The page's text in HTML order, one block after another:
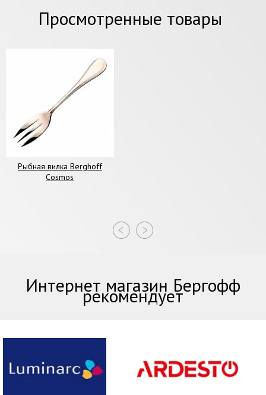
Просмотренные товары
Рыбная вилка Berghoff
Cosmos
Интернет магазин Бергофф
рекомендует